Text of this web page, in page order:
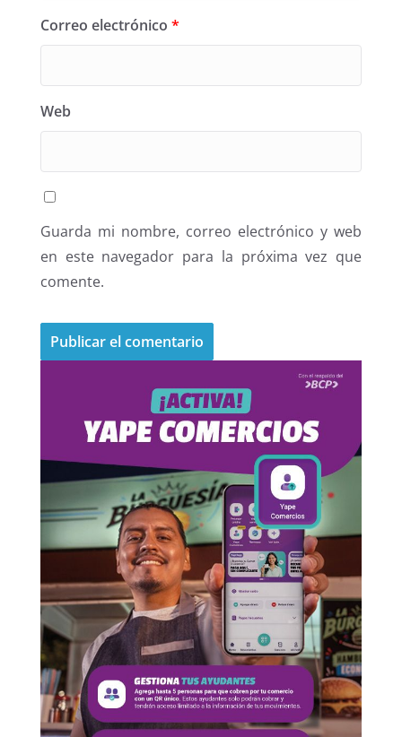
Correo electrónico *
Web
Guarda mi nombre, correo electrónico y web
en este navegador para la próxima vez que
comente.